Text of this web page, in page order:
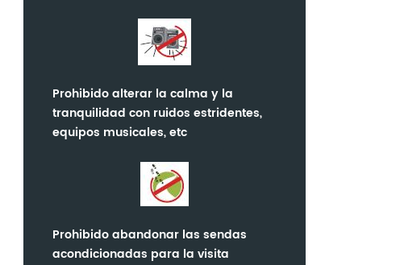
Prohibido alterar la calma y la
tranquilidad con ruidos estridentes,
equipos musicales, etc
Prohibido abandonar las sendas
acondicionadas para la visita